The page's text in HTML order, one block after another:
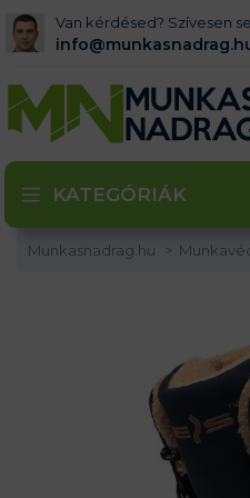
Van kérdésed? Szívesen
KATEGÓRIÁK
Munkasnadrag.hu